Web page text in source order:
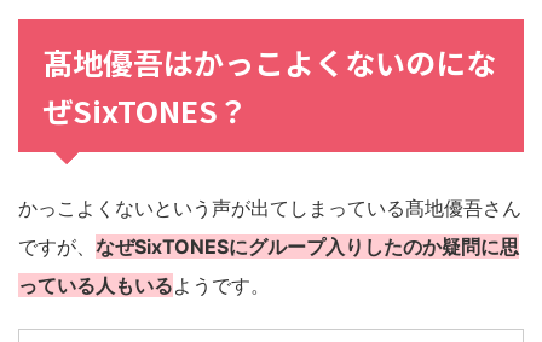
髙地優吾はかっこよくないのにな
ぜSixTONES？
かっこよくないという声が出てしまっている髙地優吾さん
ですが、 なぜSixTONESにグループ入りしたのか疑問に思
っている人もいるようです。